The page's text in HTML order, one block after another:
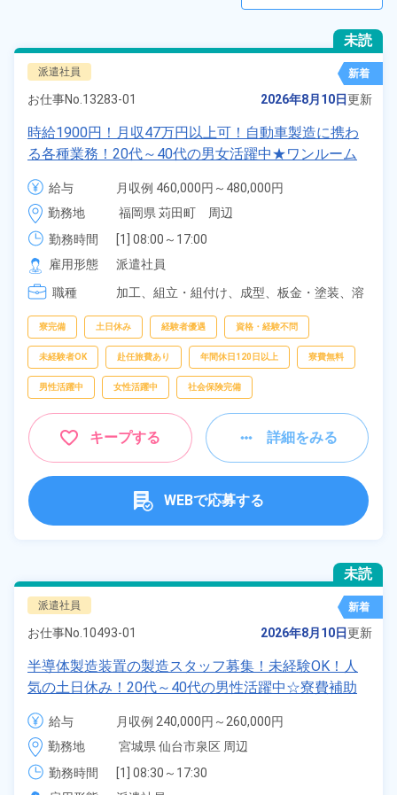
未読
派遣社員 新着
お仕事No. 13283-01 2026年8月10日更新
時給1900円！月収47万円以上可！自動車製造に携わ
る各種業務！20代～40代の男女活躍中★ワンルーム
寮無料！マイカー通勤OK！無料駐車場あり！赴任旅
費会社負担！社員食堂あり！日払いあり！土日休み！
特別賞与90万円支給！《福岡県京都郡苅田町》
給与
月収例 460,000円～480,000円
時給 1,900円～1,900円
勤務地
福岡県 苅田町　周辺
勤務時間
[1] 08:00～17:00
[2] 20:00～05:00
[3] 06:30～15:00
[4] 14:30～23:00
雇用形態
派遣社員
職種
加工、 組立・組付け、 成型、 板金・塗装、 溶
運搬、
検査、物流・配送
寮完備 土日休み 経験者優遇 資格・経験不問
未経験者OK 赴任旅費あり 年間休日120日以上 寮費無料
男性活躍中 女性活躍中 社会保険完備
キープする 詳細をみる
WEBで応募する
未読
派遣社員 新着
お仕事No. 10493-01 2026年8月10日更新
半導体製造装置の製造スタッフ募集！未経験OK！人
気の土日休み！20代～40代の男性活躍中☆寮費補助
あり◎日払いOK！《宮城県仙台市泉区》
給与
月収例 240,000円～260,000円
時給 1,300円～1,300円
勤務地
宮城県 仙台市泉区 周辺
勤務時間
[1] 08:30～17:30
[2] 20:30～05:30